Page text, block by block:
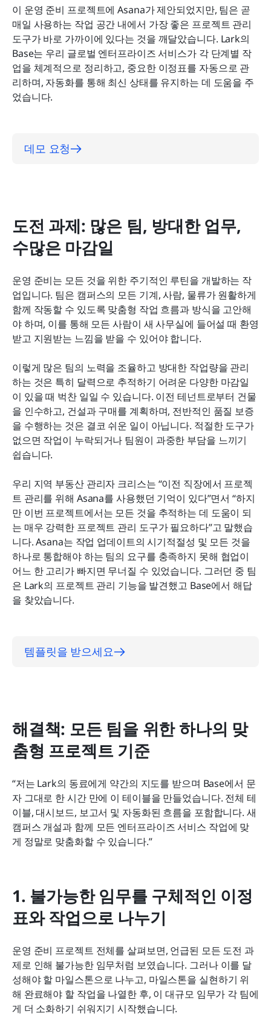
이 운영 준비 프로젝트에 Asana가 제안되었지만, 팀은 곧
매일 사용하는 작업 공간 내에서 가장 좋은 프로젝트 관리
도구가 바로 가까이에 있다는 것을 깨달았습니다. Lark의
Base는 우리 글로벌 엔터프라이즈 서비스가 각 단계별 작
업을 체계적으로 정리하고, 중요한 이정표를 자동으로 관
리하며, 자동화를 통해 최신 상태를 유지하는 데 도움을 주
었습니다.
데모 요청
도전 과제: 많은 팀, 방대한 업무,
수많은 마감일
운영 준비는 모든 것을 위한 주기적인 루틴을 개발하는 작
업입니다. 팀은 캠퍼스의 모든 기계, 사람, 물류가 원활하게
함께 작동할 수 있도록 맞춤형 작업 흐름과 방식을 고안해
야 하며, 이를 통해 모든 사람이 새 사무실에 들어설 때 환영
받고 지원받는 느낌을 받을 수 있어야 합니다.
이렇게 많은 팀의 노력을 조율하고 방대한 작업량을 관리
하는 것은 특히 달력으로 추적하기 어려운 다양한 마감일
이 있을 때 벅찬 일일 수 있습니다. 이전 테넌트로부터 건물
을 인수하고, 건설과 구매를 계획하며, 전반적인 품질 보증
을 수행하는 것은 결코 쉬운 일이 아닙니다. 적절한 도구가
없으면 작업이 누락되거나 팀원이 과중한 부담을 느끼기
쉽습니다.
우리 지역 부동산 관리자 크리스는 “이전 직장에서 프로젝
트 관리를 위해 Asana를 사용했던 기억이 있다”면서 “하지
만 이번 프로젝트에서는 모든 것을 추적하는 데 도움이 되
는 매우 강력한 프로젝트 관리 도구가 필요하다”고 말했습
니다. Asana는 작업 업데이트의 시기적절성 및 모든 것을
하나로 통합해야 하는 팀의 요구를 충족하지 못해 협업이
어느 한 고리가 빠지면 무너질 수 있었습니다. 그러던 중 팀
은 Lark의 프로젝트 관리 기능을 발견했고 Base에서 해답
을 찾았습니다.
템플릿을 받으세요
해결책: 모든 팀을 위한 하나의 맞
춤형 프로젝트 기준
“저는 Lark의 동료에게 약간의 지도를 받으며 Base에서 문
자 그대로 한 시간 만에 이 테이블을 만들었습니다. 전체 테
이블, 대시보드, 보고서 및 자동화된 흐름을 포함합니다. 새
캠퍼스 개설과 함께 모든 엔터프라이즈 서비스 작업에 맞
게 정말로 맞춤화할 수 있습니다.”
1. 불가능한 임무를 구체적인 이정
표와 작업으로 나누기
운영 준비 프로젝트 전체를 살펴보면, 언급된 모든 도전 과
제로 인해 불가능한 임무처럼 보였습니다. 그러나 이를 달
성해야 할 마일스톤으로 나누고, 마일스톤을 실현하기 위
해 완료해야 할 작업을 나열한 후, 이 대규모 임무가 각 팀에
게 더 소화하기 쉬워지기 시작했습니다.